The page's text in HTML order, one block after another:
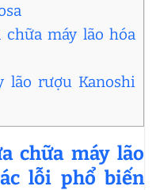
máy lão hóa
lão rượu Kanoshi
chữa máy lão
lỗi phổ biến